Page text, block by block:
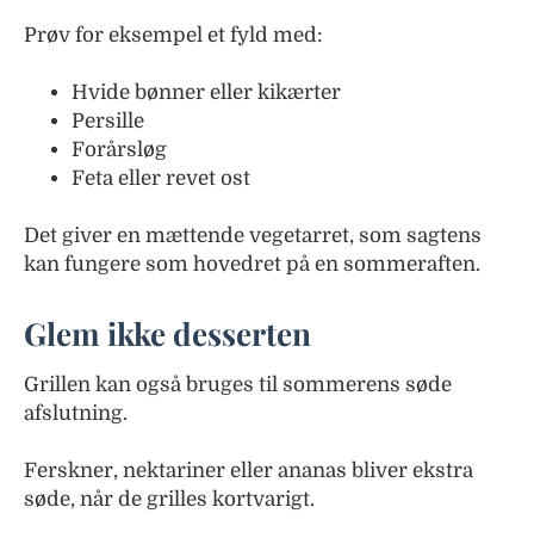
Prøv for eksempel et fyld med:
Hvide bønner eller kikærter
Persille
Forårsløg
Feta eller revet ost
Det giver en mættende vegetarret, som sagtens
kan fungere som hovedret på en sommeraften.
Glem ikke desserten
Grillen kan også bruges til sommerens søde
afslutning.
Ferskner, nektariner eller ananas bliver ekstra
søde, når de grilles kortvarigt.